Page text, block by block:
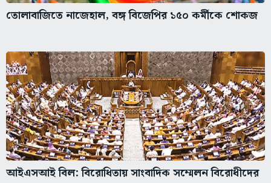
তোলাবাজিতে নাজেহাল, বঙ্গ বিজেপির ১৫০ কর্মীকে শোকজ
আইএসআই বিল: বিরোধিতায় সাংবাদিক সম্মেলন বিরোধীদের